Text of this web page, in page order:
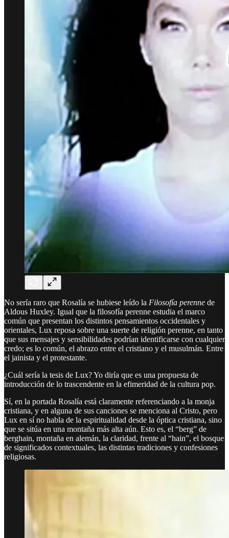
No sería raro que Rosalía se hubiese leído la Filosofía perenne de
Aldous Huxley. Igual que la filosofía perenne estudia el marco
común que presentan los distintos pensamientos occidentales y
orientales, Lux reposa sobre una suerte de religión perenne, en tanto
que sus mensajes y sensibilidades podrían identificarse con cualquier
credo; es lo común, el abrazo entre el cristiano y el musulmán. Entre
el jainista y el protestante.
¿Cuál sería la tesis de Lux? Yo diría que es una propuesta de
introducción de lo trascendente en la efimeridad de la cultura pop.
Sí, en la portada Rosalía está claramente referenciando a la monja
cristiana, y en alguna de sus canciones se menciona al Cristo, pero
Lux en sí no habla de la espiritualidad desde la óptica cristiana, sino
que se sitúa en una montaña más alta aún. Esto es, el “berg” de
berghain, montaña en alemán, la claridad, frente al “hain”, el bosque
de significados contextuales, las distintas tradiciones y confesiones
religiosas.